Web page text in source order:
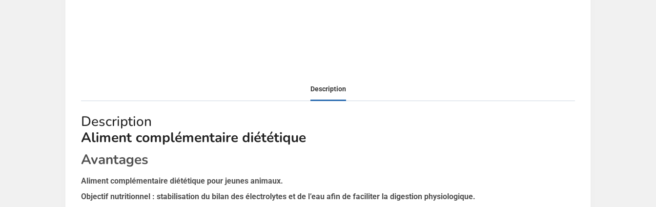
Description
Description
Aliment complémentaire diététique
Avantages
Aliment complémentaire diététique pour jeunes animaux.
Objectif nutritionnel : stabilisation du bilan des électrolytes et de l’eau afin de faciliter la digestion physiologique.